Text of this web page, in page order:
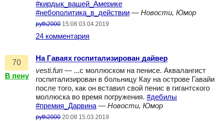
#кирдык_вашей_Америке
#небополитика_в_действии — Новости, Юмор
pyth2000 15:08 03.04.2019
24 комментария
70
В пену
На Гаваях госпитализирован дайвер
vesti.fun — ...с моллюском на пенисе. Аквалангист
госпитализирован в больницу Кау на острове Гавайи
после того, как он вставил свой пенис в гигантского
моллюска во время погружения. #дебилы
#премия_Дарвина — Новости, Юмор
pyth2000 20:08 15.03.2019